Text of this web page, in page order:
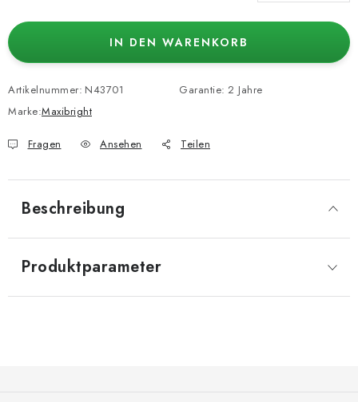
IN DEN WARENKORB
Artikelnummer: N43701
Marke:Maxibright
Garantie: 2 Jahre
Fragen Ansehen Teilen
Beschreibung
Produktparameter